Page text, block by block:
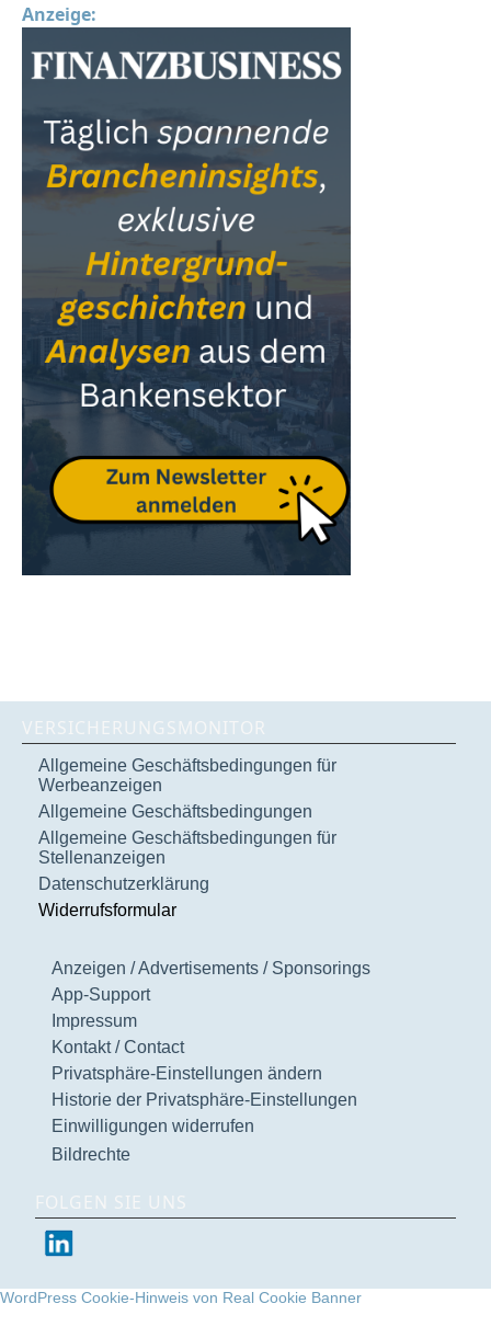
Anzeige:
VERSICHERUNGSMONITOR
Allgemeine Geschäftsbedingungen für
Werbeanzeigen
Allgemeine Geschäftsbedingungen
Allgemeine Geschäftsbedingungen für
Stellenanzeigen
Datenschutzerklärung
Widerrufsformular
Anzeigen / Advertisements / Sponsorings
App-Support
Impressum
Kontakt / Contact
Privatsphäre-Einstellungen ändern
Historie der Privatsphäre-Einstellungen
Einwilligungen widerrufen
Bildrechte
FOLGEN SIE UNS
WordPress Cookie-Hinweis von Real Cookie Banner